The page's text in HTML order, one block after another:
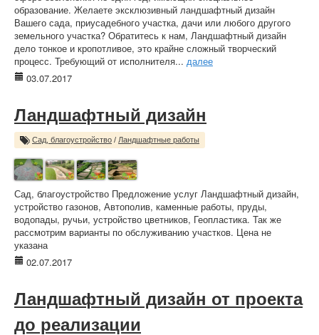
образование. Желаете эксклюзивный ландшафтный дизайн
Вашего сада, приусадебного участка, дачи или любого другого
земельного участка? Обратитесь к нам, Ландшафтный дизайн
дело тонкое и кропотливое, это крайне сложный творческий
процесс. Требующий от исполнителя... далее
03.07.2017
Ландшафтный дизайн
Сад, благоустройство / Ландшафтные работы
Сад, благоустройство Предложение услуг Ландшафтный дизайн,
устройство газонов, Автополив, каменные работы, пруды,
водопады, ручьи, устройство цветников, Геопластика. Так же
рассмотрим варианты по обслуживанию участков. Цена не
указана
02.07.2017
Ландшафтный дизайн от проекта
до реализации